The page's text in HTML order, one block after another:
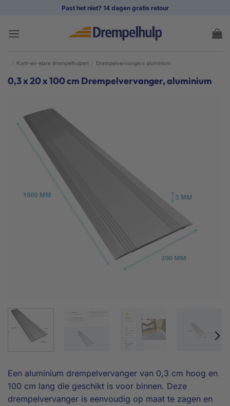
inhoud
Past het niet? 14 dagen gratis retour
/ Kant-en-klare drempelhulpen / Drempelvervangers aluminium
0,3 x 20 x 100 cm Drempelvervanger, aluminium
Een aluminium drempelvervanger van 0,3 cm hoog en
100 cm lang die geschikt is voor binnen. Deze
drempelvervanger is eenvoudig op maat te zagen en